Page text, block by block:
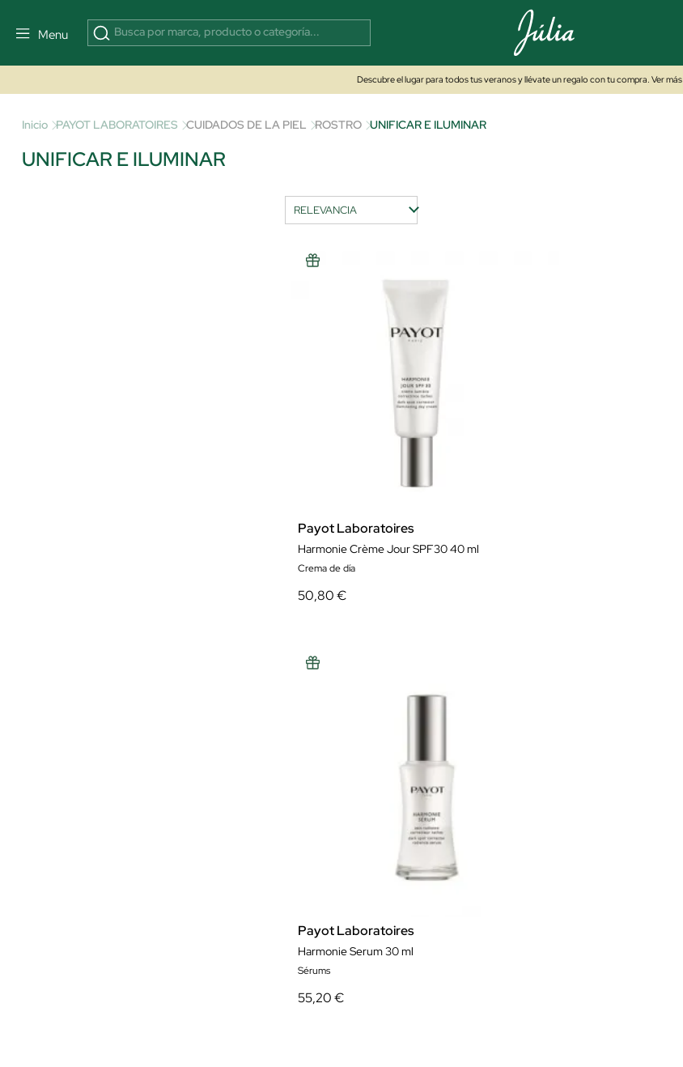
Menu
Descubre el lugar para todos tus veranos y llévate un regalo con tu compra. Ver más
Inicio PAYOT LABORATOIRES CUIDADOS DE LA PIEL ROSTRO UNIFICAR E ILUMINAR
UNIFICAR E ILUMINAR
Payot Laboratoires
Harmonie Crème Jour SPF30 40 ml
Crema de día
50,80 €
Payot Laboratoires
Harmonie Serum 30 ml
Sérums
55,20 €